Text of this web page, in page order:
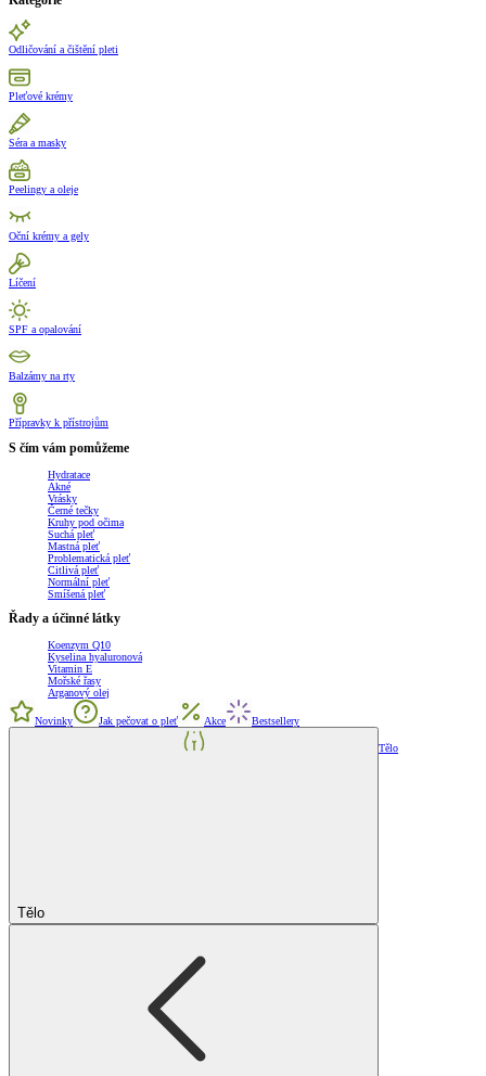
Odličování a čištění pleti
Pleťové krémy
Séra a masky
Peelingy a oleje
Oční krémy a gely
Líčení
SPF a opalování
Balzámy na rty
Přípravky k přístrojům
S čím vám pomůžeme
Hydratace
Akné
Vrásky
Černé tečky
Kruhy pod očima
Suchá pleť
Mastná pleť
Problematická pleť
Citlivá pleť
Normální pleť
Smíšená pleť
Řady a účinné látky
Koenzym Q10
Kyselina hyaluronová
Vitamin E
Mořské řasy
Arganový olej
Novinky Jak pečovat o pleť Akce Bestsellery
Tělo
Tělo